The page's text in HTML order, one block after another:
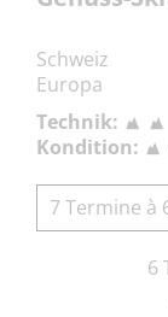
Schweiz
Europa
Technik:
Kondition:
7 Termine à
6